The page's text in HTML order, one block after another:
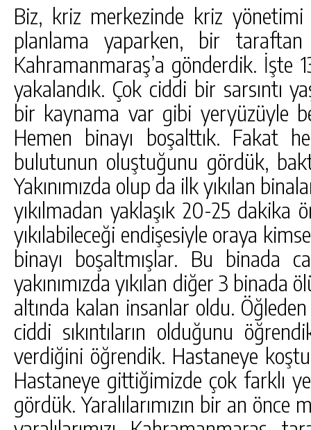
Biz, kriz merkezinde kriz
planlama yaparken, bir
Kahramanmaraş’a gönderdik. İşte
yakalandık. Çok ciddi bir sarsıntı
bir kaynama var gibi yeryüzüyle
Hemen binayı boşalttık. Fakat
bulutunun oluştuğunu gördük,
Yakınımızda olup da ilk yıkılan
yıkılmadan yaklaşık 20-25 dakika
yıkılabileceği endişesiyle oraya
binayı boşaltmışlar. Bu binada
yakınımızda yıkılan diğer 3 binada
altında kalan insanlar oldu.
ciddi sıkıntıların olduğunu
verdiğini öğrendik. Hastaneye
Hastaneye gittiğimizde çok farklı
gördük. Yaralılarımızın bir an önce